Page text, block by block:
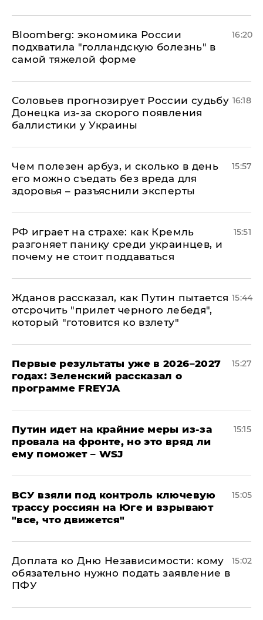
Bloomberg: экономика России
подхватила "голландскую болезнь" в
самой тяжелой форме
16:20
Соловьев прогнозирует России судьбу
Донецка из-за скорого появления
баллистики у Украины
16:18
Чем полезен арбуз, и сколько в день
его можно съедать без вреда для
здоровья – разъяснили эксперты
15:57
РФ играет на страхе: как Кремль
разгоняет панику среди украинцев, и
почему не стоит поддаваться
15:51
Жданов рассказал, как Путин пытается
отсрочить "прилет черного лебедя",
который "готовится ко взлету"
15:44
Первые результаты уже в 2026–2027
годах: Зеленский рассказал о
программе FREYJA
15:27
Путин идет на крайние меры из-за
провала на фронте, но это вряд ли
ему поможет – WSJ
15:15
ВСУ взяли под контроль ключевую
трассу россиян на Юге и взрывают
"все, что движется"
15:05
Доплата ко Дню Независимости: кому
обязательно нужно подать заявление в
ПФУ
15:02